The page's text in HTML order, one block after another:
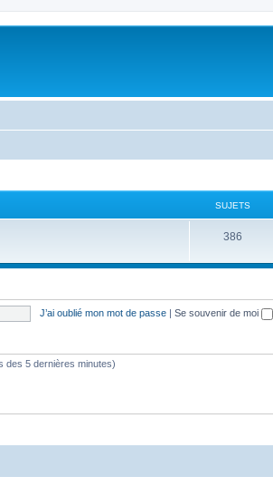
SUJETS
386
J’ai oublié mon mot de passe | Se souvenir de moi
des 5 dernières minutes)